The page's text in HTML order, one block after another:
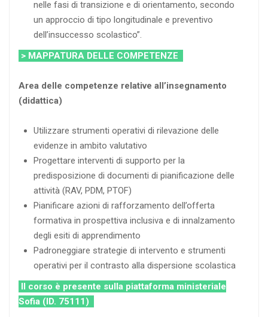
nelle fasi di transizione e di orientamento, secondo
un approccio di tipo longitudinale e preventivo
dell’insuccesso scolastico”.
> MAPPATURA DELLE COMPETENZE
Area delle competenze relative all’insegnamento
(didattica)
Utilizzare strumenti operativi di rilevazione delle
evidenze in ambito valutativo
Progettare interventi di supporto per la
predisposizione di documenti di pianificazione delle
attività (RAV, PDM, PTOF)
Pianificare azioni di rafforzamento dell’offerta
formativa in prospettiva inclusiva e di innalzamento
degli esiti di apprendimento
Padroneggiare strategie di intervento e strumenti
operativi per il contrasto alla dispersione scolastica
Il corso è presente sulla piattaforma ministeriale
Sofia (ID. 75111)